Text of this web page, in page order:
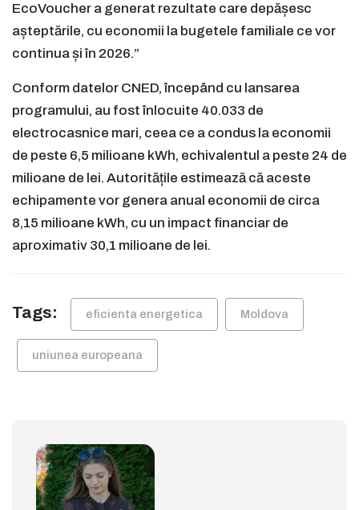
EcoVoucher a generat rezultate care depășesc
așteptările, cu economii la bugetele familiale ce vor
continua și în 2026.”
Conform datelor CNED, începând cu lansarea
programului, au fost înlocuite 40.033 de
electrocasnice mari, ceea ce a condus la economii
de peste 6,5 milioane kWh, echivalentul a peste 24 de
milioane de lei. Autoritățile estimează că aceste
echipamente vor genera anual economii de circa
8,15 milioane kWh, cu un impact financiar de
aproximativ 30,1 milioane de lei.
Tags: eficienta energetica Moldova
uniunea europeana